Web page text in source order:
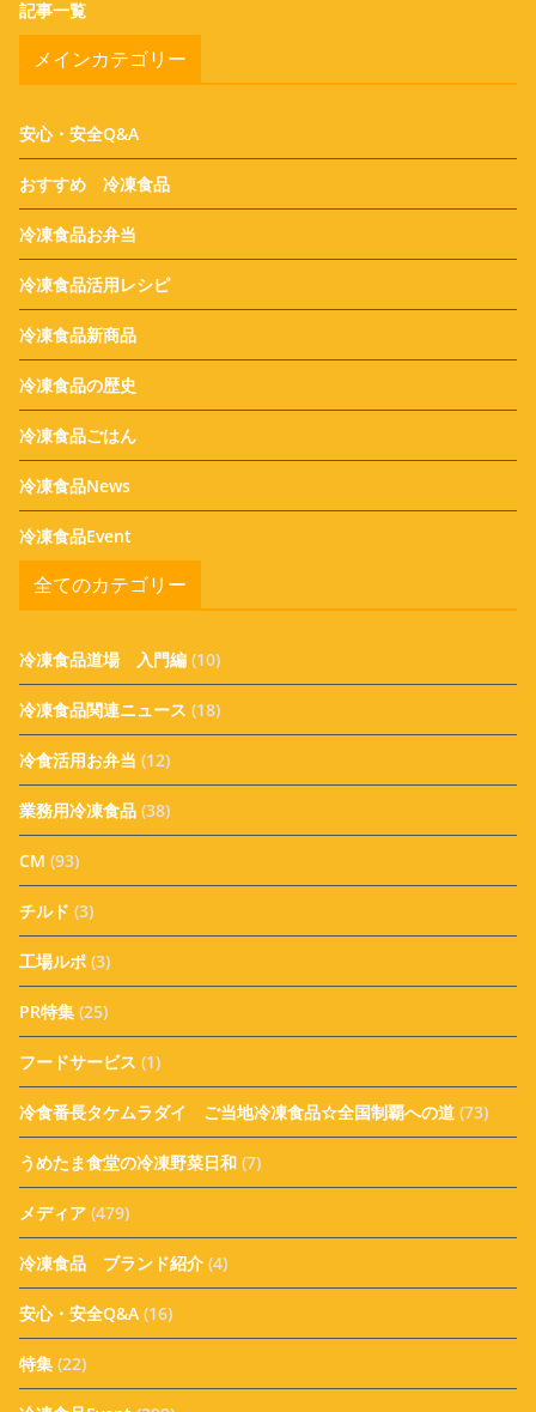
記事一覧
メインカテゴリー
安心・安全Q&A
おすすめ 冷凍食品
冷凍食品お弁当
冷凍食品活用レシピ
冷凍食品新商品
冷凍食品の歴史
冷凍食品ごはん
冷凍食品News
冷凍食品Event
全てのカテゴリー
冷凍食品道場 入門編 (10)
冷凍食品関連ニュース (18)
冷食活用お弁当 (12)
業務用冷凍食品 (38)
CM (93)
チルド (3)
工場ルポ (3)
PR特集 (25)
フードサービス (1)
冷食番長タケムラダイ ご当地冷凍食品☆全国制覇への道 (73)
うめたま食堂の冷凍野菜日和 (7)
メディア (479)
冷凍食品 ブランド紹介 (4)
安心・安全Q&A (16)
特集 (22)